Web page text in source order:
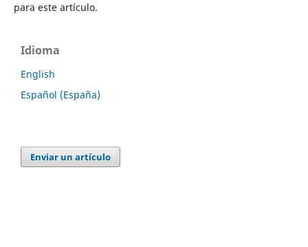
para este artículo.
Idioma
English
Español (España)
Enviar un artículo